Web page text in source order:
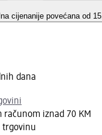
cijenanije povećana od
dana
računom iznad 70 KM
trgovinu